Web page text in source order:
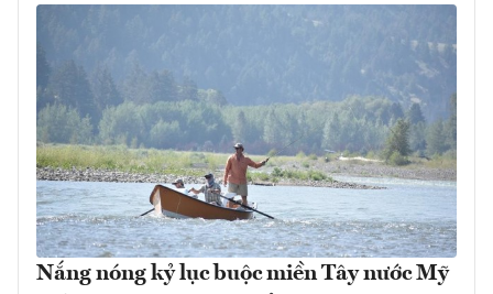
Nắng nóng kỷ lục buộc miền Tây nước Mỹ